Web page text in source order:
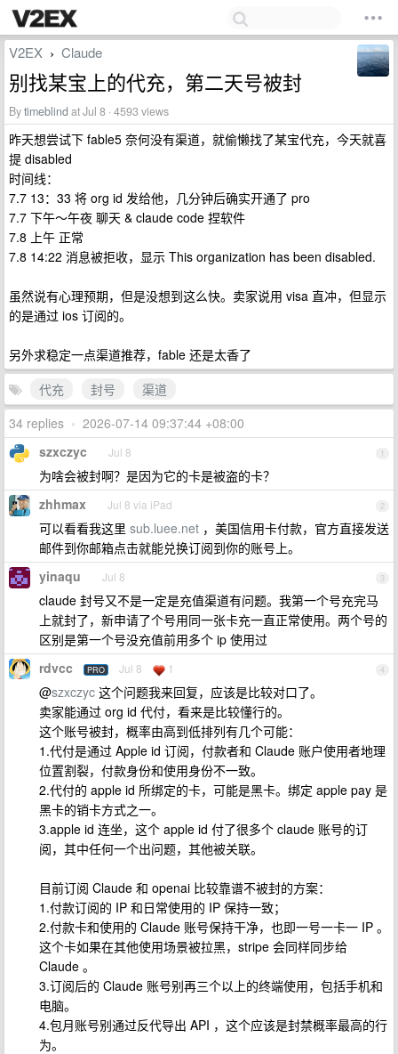
V2EX › Claude
别找某宝上的代充，第二天号被封
Bytimeblind at Jul 8 · 4593 views
昨天想尝试下 fable5 奈何没有渠道，就偷懒找了某宝代充，今天就喜
提 disabled
时间线：
7.7 13：33 将 org id 发给他，几分钟后确实开通了 pro
7.7 下午～午夜 聊天 & claude code 捏软件
7.8 上午 正常
7.8 14:22 消息被拒收，显示 This organization has been disabled.
虽然说有心理预期，但是没想到这么快。卖家说用 visa 直冲，但显示
的是通过 ios 订阅的。
另外求稳定一点渠道推荐，fable 还是太香了
代充
封号
渠道
34 replies • 2026-07-14 09:37:44 +08:00
1
szxczyc Jul 8
为啥会被封啊？是因为它的卡是被盗的卡？
2
zhhmax Jul 8 via iPad
可以看看我这里 sub.luee.net ，美国信用卡付款，官方直接发送
邮件到你邮箱点击就能兑换订阅到你的账号上。
3
yinaqu Jul 8
claude 封号又不是一定是充值渠道有问题。我第一个号充完马
上就封了，新申请了个号用同一张卡充一直正常使用。两个号的
区别是第一个号没充值前用多个 ip 使用过
4
rdvcc PRO Jul 8 1
@szxczyc 这个问题我来回复，应该是比较对口了。
卖家能通过 org id 代付，看来是比较懂行的。
这个账号被封，概率由高到低排列有几个可能：
1.代付是通过 Apple id 订阅，付款者和 Claude 账户使用者地理
位置割裂，付款身份和使用身份不一致。
2.代付的 apple id 所绑定的卡，可能是黑卡。绑定 apple pay 是
黑卡的销卡方式之一。
3.apple id 连坐，这个 apple id 付了很多个 claude 账号的订
阅，其中任何一个出问题，其他被关联。
目前订阅 Claude 和 openai 比较靠谱不被封的方案：
1.付款订阅的 IP 和日常使用的 IP 保持一致；
2.付款卡和使用的 Claude 账号保持干净，也即一号一卡一 IP 。
这个卡如果在其他使用场景被拉黑，stripe 会同样同步给
Claude 。
3.订阅后的 Claude 账号别再三个以上的终端使用，包括手机和
电脑。
4.包月账号别通过反代导出 API ，这个应该是封禁概率最高的行
为。